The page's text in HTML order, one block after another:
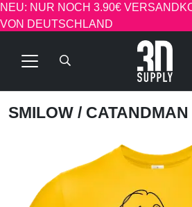
NEU: NUR NOCH 3.90€
VON DEUTSCHLAND
SMILOW /